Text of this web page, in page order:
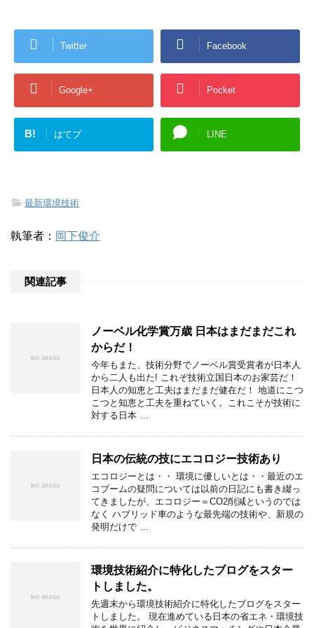
Twitter Facebook
Google+ Pocket
B! はてブ LINE
-最新環境技術
執筆者： 岡下俊介
関連記事
ノーベル化学賞万歳 日本はまだまだこれ
からだ！
今年もまた、技術分野でノーベル賞受賞者が日本人
から二人も出た! これぞ技術立国日本のお家芸だ！
日本人の知恵と工夫はまだまだ健在だ！ 地道にこつ
こつと知恵と工夫を重ねていく。これこそが技術に
対する日本 …
日本の伝統の技にエコロジー技術あり
エコロジーとは・・ 環境に優しいとは・・最近のエ
コブームの疑問については以前の日記にも書き綴っ
てきましたが、エコロジー＝CO2削減というのでは
なく ハブリッド車のような最先端の技術や、新規の
発明だけで …
環境技術紹介に特化したブログをスター
トしました。
先週末から環境技術紹介に特化したブログをスター
トしました。 現在進めている日本の省エネ・環境技